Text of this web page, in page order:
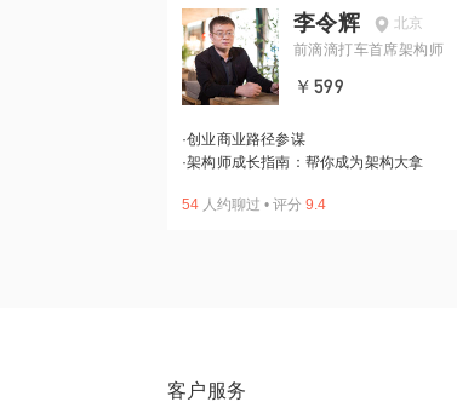
李令辉
北京
前滴滴打车首席架构师
￥599
·创业商业路径参谋
·架构师成长指南：帮你成为架构大拿
54 人约聊过 • 评分 9.4
客户服务